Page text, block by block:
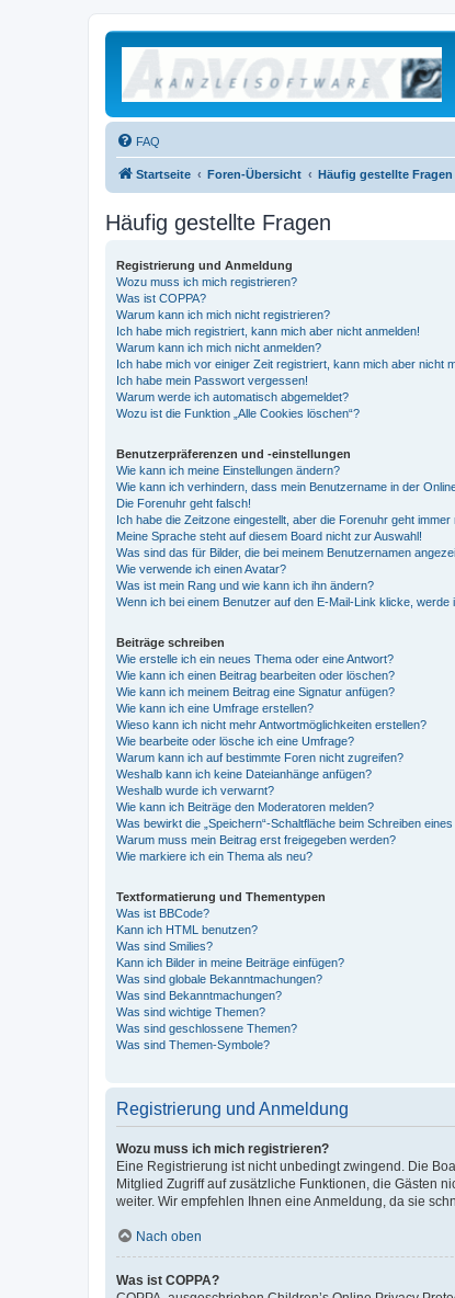
FAQ
Startseite Foren-Übersicht Häufig gestellte Fragen
Häufig gestellte Fragen
Registrierung und Anmeldung
Wozu muss ich mich registrieren?
Was ist COPPA?
Warum kann ich mich nicht registrieren?
Ich habe mich registriert, kann mich aber nicht anmelden!
Warum kann ich mich nicht anmelden?
Ich habe mich vor einiger Zeit registriert, kann mich aber nicht
Ich habe mein Passwort vergessen!
Warum werde ich automatisch abgemeldet?
Wozu ist die Funktion „Alle Cookies löschen“?
Benutzerpräferenzen und -einstellungen
Wie kann ich meine Einstellungen ändern?
Wie kann ich verhindern, dass mein Benutzername in der
Die Forenuhr geht falsch!
Ich habe die Zeitzone eingestellt, aber die Forenuhr geht immer
Meine Sprache steht auf diesem Board nicht zur Auswahl!
Was sind das für Bilder, die bei meinem Benutzernamen
Wie verwende ich einen Avatar?
Was ist mein Rang und wie kann ich ihn ändern?
Wenn ich bei einem Benutzer auf den E-Mail-Link klicke, werde
Beiträge schreiben
Wie erstelle ich ein neues Thema oder eine Antwort?
Wie kann ich einen Beitrag bearbeiten oder löschen?
Wie kann ich meinem Beitrag eine Signatur anfügen?
Wie kann ich eine Umfrage erstellen?
Wieso kann ich nicht mehr Antwortmöglichkeiten erstellen?
Wie bearbeite oder lösche ich eine Umfrage?
Warum kann ich auf bestimmte Foren nicht zugreifen?
Weshalb kann ich keine Dateianhänge anfügen?
Weshalb wurde ich verwarnt?
Wie kann ich Beiträge den Moderatoren melden?
Was bewirkt die „Speichern“-Schaltfläche beim Schreiben
Warum muss mein Beitrag erst freigegeben werden?
Wie markiere ich ein Thema als neu?
Textformatierung und Thementypen
Was ist BBCode?
Kann ich HTML benutzen?
Was sind Smilies?
Kann ich Bilder in meine Beiträge einfügen?
Was sind globale Bekanntmachungen?
Was sind Bekanntmachungen?
Was sind wichtige Themen?
Was sind geschlossene Themen?
Was sind Themen-Symbole?
Registrierung und Anmeldung
Wozu muss ich mich registrieren?
Eine Registrierung ist nicht unbedingt zwingend. Die
Mitglied Zugriff auf zusätzliche Funktionen, die Gästen
weiter. Wir empfehlen Ihnen eine Anmeldung, da sie
Nach oben
Was ist COPPA?